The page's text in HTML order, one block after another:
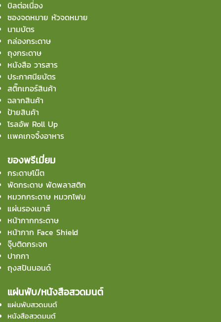
บิลต่อเนื่อง
ซองจดหมาย หัวจดหมาย
นามบัตร
กล่องกระดาษ
ถุงกระดาษ
หนังสือ วารสาร
ประกาศนียบัตร
สติ๊กเกอร์สินค้า
ฉลากสินค้า
ป้ายสินค้า
โรลอัพ Roll Up
เเพคเกจจิ้งอาหาร
ของพรีเมี่ยม
กระดาษโน๊ต
พัดกระดาษ พัดพลาสติก
หมวกกระดาษ หมวกโฟม
แผ่นรองเมาส์
หน้ากากกระดาษ
หน้ากาก Face Shield
จุ๊บติดกระจก
ปากกา
ถุงสปันบอนด์
แผ่นพับ/หนังสือสวดมนต์
แผ่นพับสวดมนต์
หนังสือสวดมนต์